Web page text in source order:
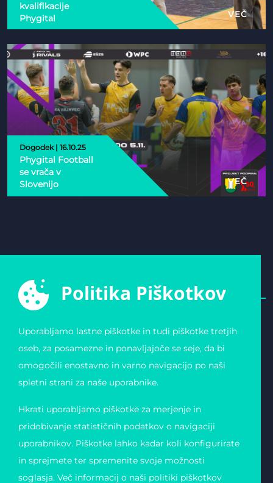
kvalifikacije
Phygital
VEČ
Dogodek | 16.10.25
Phygital Football
se vrača v
Slovenijo
VEČ
SLOVENIJE
Zvezda 19
Slovenija
Matična številka:
4123026000
Davčna številka: 11823739
podatkov
Piškotki
Politika Piškotkov
Uporabljamo lastne piškotke in tudi piškotke tretjih
oseb, za posamezne in ponavljajoče se seje, da bi
omogočili enostavno in varno navigacijo po naši
spletni strani za naše uporabnike.
Hkrati uporabljamo piškotke za merjenje in
pridobivanje statističnih podatkov o navigaciji
uporabnikov. Piškotke lahko kadar koli konfigurirate
in sprejmete ter spremenite svoje možnosti
soglasja. Več informacij o naši politiki piškotkov